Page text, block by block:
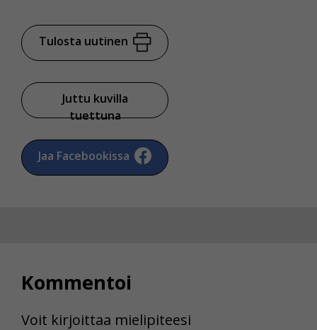
Tulosta uutinen
Juttu kuvilla
tuettuna
Jaa Facebookissa
Kommentoi
Voit kirjoittaa mielipiteesi